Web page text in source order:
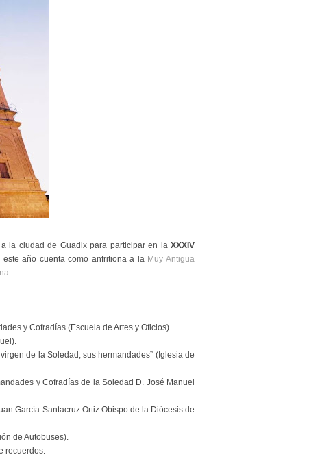
la ciudad de Guadix para participar en la XXXIV
este año cuenta como anfritiona a la Muy Antigua
.
y Cofradías (Escuela de Artes y Oficios).
de la Soledad, sus hermandades” (Iglesia de
y Cofradías de la Soledad D. José Manuel
García-Santacruz Ortiz Obispo de la Diócesis de
de Autobuses).
recuerdos.